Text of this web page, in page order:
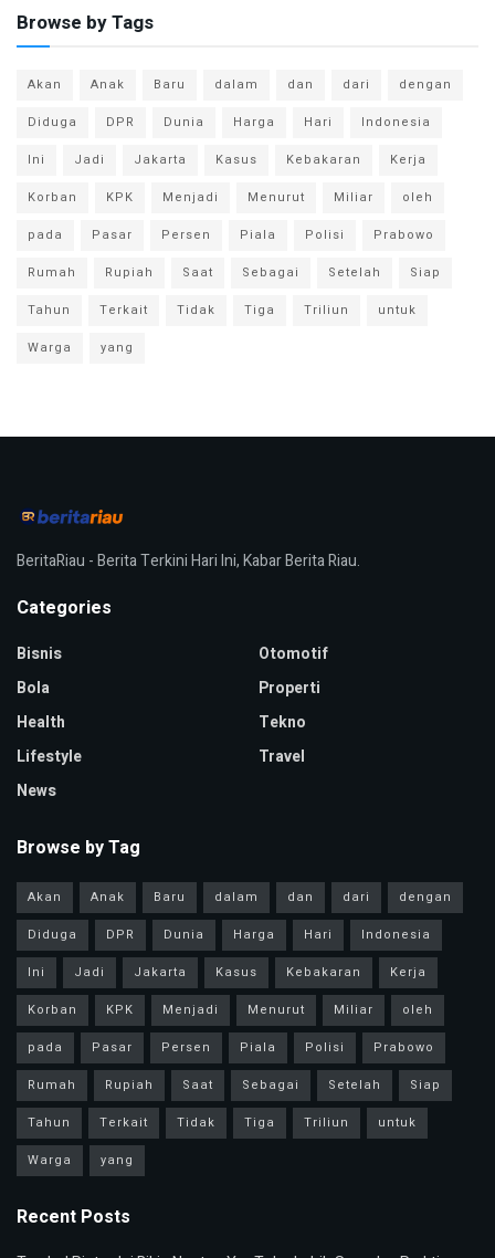
Browse by Tags
Akan Anak Baru dalam dan dari
dengan
Diduga
DPR Dunia Harga Hari
Indonesia
Ini
Jadi Jakarta Kasus Kebakaran
Kerja
Korban
KPK Menjadi Menurut Miliar
oleh
pada
Pasar Persen Piala Polisi
Prabowo
Rumah
Rupiah Saat Sebagai Setelah
Siap
Tahun
Terkait Tidak Tiga Triliun
untuk
Warga
yang
BeritaRiau - Berita Terkini Hari Ini, Kabar Berita Riau.
Categories
Bisnis
Bola
Health
Lifestyle
News
Otomotif
Properti
Tekno
Travel
Browse by Tag
Akan Anak Baru dalam dan dari
dengan
Diduga
DPR Dunia Harga Hari
Indonesia
Ini
Jadi Jakarta Kasus Kebakaran
Kerja
Korban
KPK Menjadi Menurut Miliar
oleh
pada
Pasar Persen Piala Polisi
Prabowo
Rumah
Rupiah Saat Sebagai Setelah
Siap
Tahun
Terkait Tidak Tiga Triliun
untuk
Warga
yang
Recent Posts